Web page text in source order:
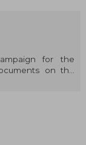
for the
on the
support for the